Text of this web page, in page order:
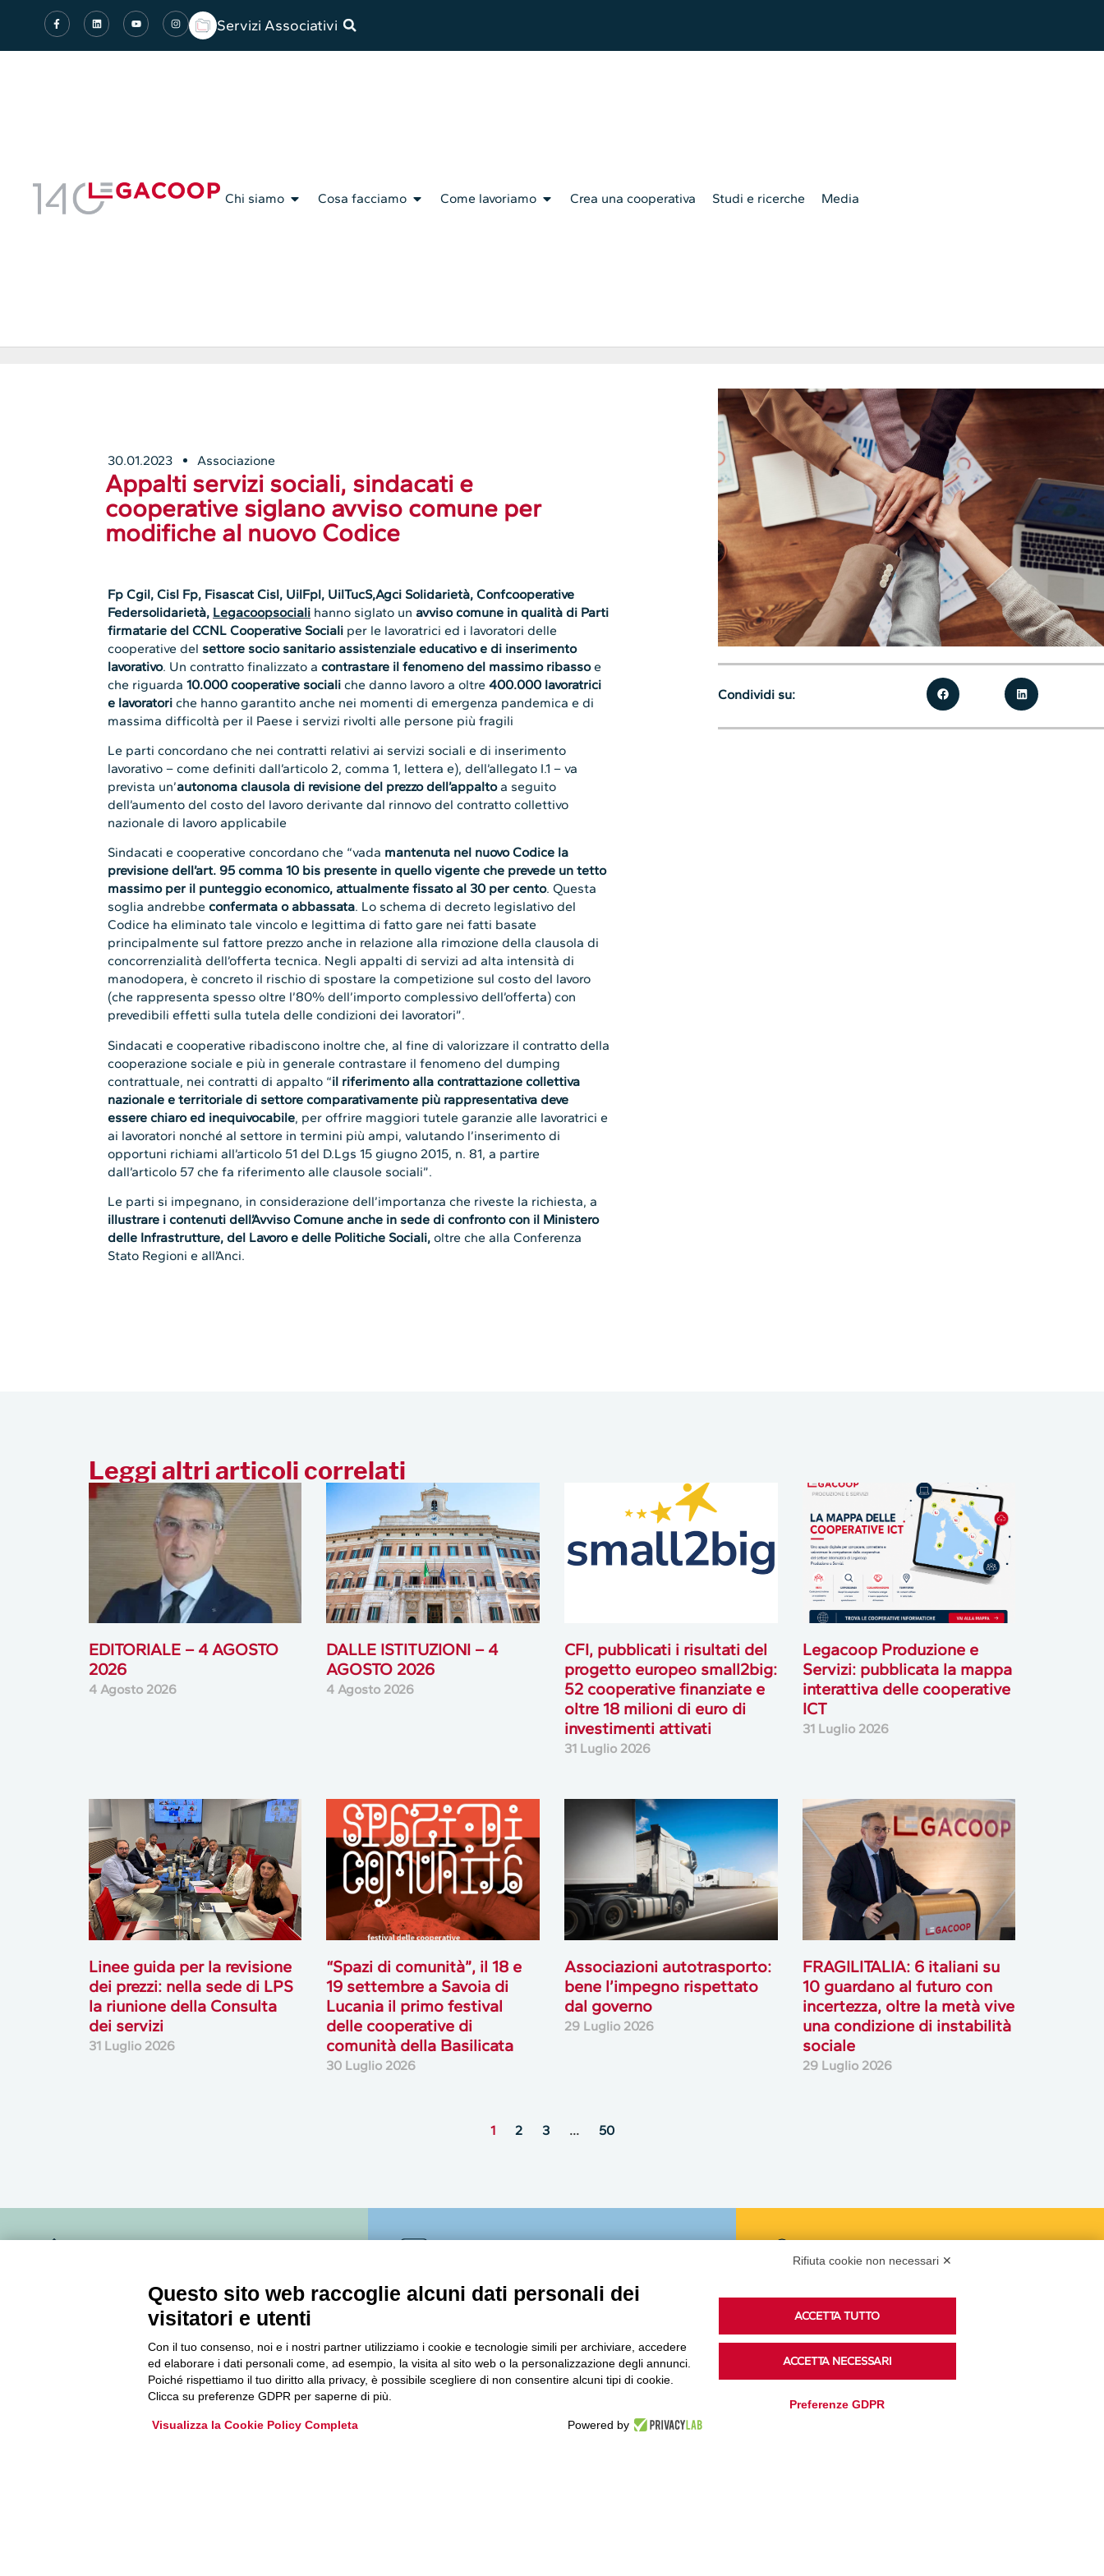
Servizi Associativi
Chi siamo Cosa facciamo Come lavoriamo Crea una cooperativa Studi e ricerche Media
30.01.2023 Associazione
Appalti servizi sociali, sindacati e
cooperative siglano avviso comune per
modifiche al nuovo Codice
Fp Cgil, Cisl Fp, Fisascat Cisl, UilFpl, UilTucS,Agci Solidarietà, Confcooperative
Federsolidarietà, Legacoopsociali hanno siglato unavviso comune in qualità di Parti
firmatarie del CCNL Cooperative Sociali per le lavoratrici ed i lavoratori delle
cooperative del settore socio sanitario assistenziale educativo e di inserimento
lavorativo. Un contratto finalizzato acontrastare il fenomeno del massimo ribassoe
che riguarda10.000 cooperative sociali che danno lavoro a oltre400.000 lavoratrici
e lavoratori che hanno garantito anche nei momenti di emergenza pandemica e di
massima difficoltà per il Paese i servizi rivolti alle persone più fragili
Le parti concordano che nei contratti relativi ai servizi sociali e di inserimento
lavorativo – come definiti dall’articolo 2, comma 1, lettera e), dell’allegato I.1 – va
prevista un’autonoma clausola di revisione del prezzo dell’appaltoa seguito
dell’aumento del costo del lavoro derivante dal rinnovo del contratto collettivo
nazionale di lavoro applicabile
Sindacati e cooperative concordano che “vada mantenuta nel nuovo Codice la
previsione dell’art. 95 comma 10 bis presente in quello vigente che prevede un tetto
massimo per il punteggio economico, attualmente fissato al 30 per cento. Questa
soglia andrebbe confermata o abbassata. Lo schema di decreto legislativo del
Codice ha eliminato tale vincolo e legittima di fatto gare nei fatti basate
principalmente sul fattore prezzo anche in relazione alla rimozione della clausola di
concorrenzialità dell’offerta tecnica. Negli appalti di servizi ad alta intensità di
manodopera, è concreto il rischio di spostare la competizione sul costo del lavoro
(che rappresenta spesso oltre l’80% dell’importo complessivo dell’offerta) con
prevedibili effetti sulla tutela delle condizioni dei lavoratori”.
Sindacati e cooperative ribadiscono inoltre che, al fine di valorizzare il contratto della
cooperazione sociale e più in generale contrastare il fenomeno del dumping
contrattuale, nei contratti di appalto “il riferimento alla contrattazione collettiva
nazionale e territoriale di settore comparativamente più rappresentativa deve
essere chiaro ed inequivocabile, per offrire maggiori tutele garanzie alle lavoratrici e
ai lavoratori nonché al settore in termini più ampi, valutando l’inserimento di
opportuni richiami all’articolo 51 del D.Lgs 15 giugno 2015, n. 81, a partire
dall’articolo 57 che fa riferimento alle clausole sociali”.
Le parti si impegnano, in considerazione dell’importanza che riveste la richiesta, a
illustrare i contenuti dell’Avviso Comune anche in sede di confronto con il Ministero
delle Infrastrutture, del Lavoro e delle Politiche Sociali, oltre che alla Conferenza
Stato Regioni e all’Anci.
Condividi su:
Leggi altri articoli correlati
EDITORIALE – 4 AGOSTO
2026
4 Agosto 2026
DALLE ISTITUZIONI – 4
AGOSTO 2026
4 Agosto 2026
CFI, pubblicati i risultati del
progetto europeo small2big:
52 cooperative finanziate e
oltre 18 milioni di euro di
investimenti attivati
31 Luglio 2026
Legacoop Produzione e
Servizi: pubblicata la mappa
interattiva delle cooperative
ICT
31 Luglio 2026
Linee guida per la revisione
dei prezzi: nella sede di LPS
la riunione della Consulta
dei servizi
31 Luglio 2026
“Spazi di comunità”, il 18 e
19 settembre a Savoia di
Lucania il primo festival
delle cooperative di
comunità della Basilicata
30 Luglio 2026
Associazioni autotrasporto:
bene l’impegno rispettato
dal governo
29 Luglio 2026
FRAGILITALIA: 6 italiani su
10 guardano al futuro con
incertezza, oltre la metà vive
una condizione di instabilità
sociale
29 Luglio 2026
1 2 3 … 50
Accedi o iscriviti alla nostra Newsletter Legacoop
Informazioni per restare sempre aggiornati sul
mondo della cooperazione.
Guarda i nostri video, storie e webinar.
Podcast
Ascolta i podcast di approfondimento di Legacoop
Rifiuta cookie non necessari ✕
Questo sito web raccoglie alcuni dati personali dei
visitatori e utenti
Con il tuo consenso, noi e i nostri partner utilizziamo i cookie e tecnologie simili per archiviare, accedere
ed elaborare i dati personali come, ad esempio, la visita al sito web o la personalizzazione degli annunci.
Poiché rispettiamo il tuo diritto alla privacy, è possibile scegliere di non consentire alcuni tipi di cookie.
Clicca su preferenze GDPR per saperne di più.
Visualizza la Cookie Policy Completa Powered by
ACCETTA TUTTO
ACCETTA NECESSARI
Preferenze GDPR